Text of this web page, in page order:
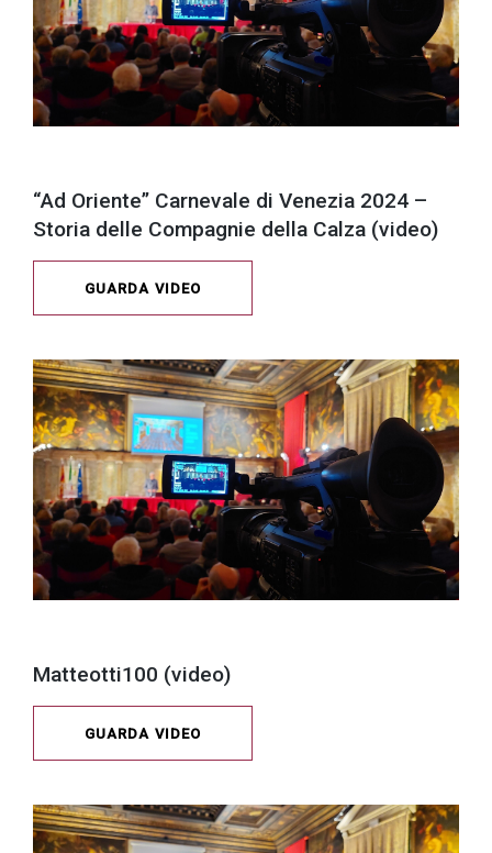
“Ad Oriente” Carnevale di Venezia 2024 –
Storia delle Compagnie della Calza (video)
GUARDA VIDEO
Matteotti100 (video)
GUARDA VIDEO